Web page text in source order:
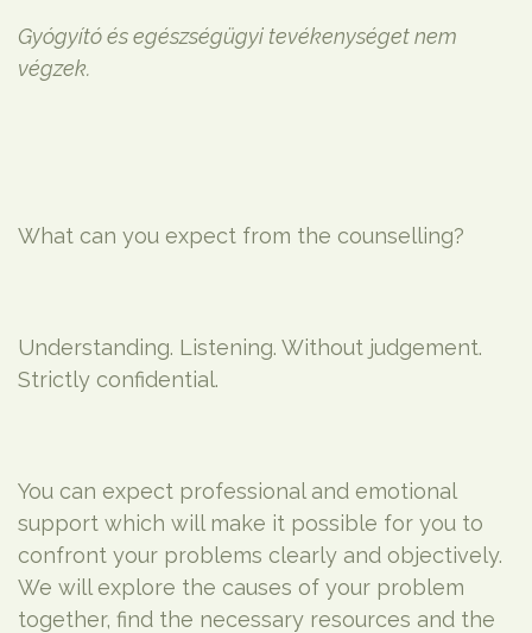
Gyógyító és egészségügyi tevékenységet nem
végzek.
What can you expect from the counselling?
Understanding. Listening. Without judgement.
Strictly confidential.
You can expect professional and emotional
support which will make it possible for you to
confront your problems clearly and objectively.
We will explore the causes of your problem
together, find the necessary resources and the